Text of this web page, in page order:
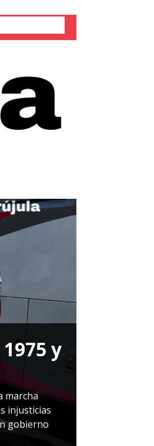
y
marcha
injusticias
gobierno